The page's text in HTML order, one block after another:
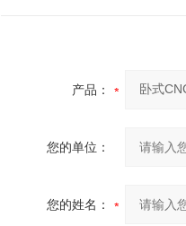
产品：
您的单位：
您的姓名：